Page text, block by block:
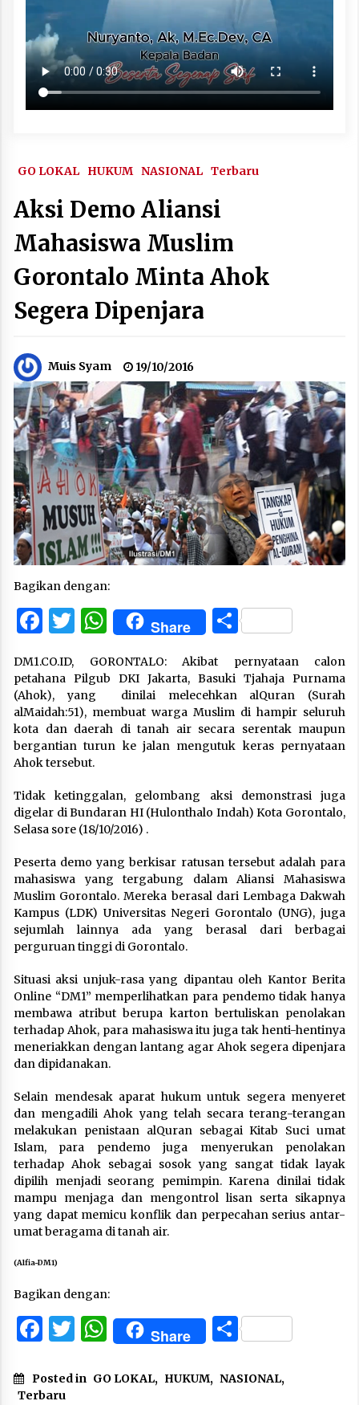
GO LOKAL HUKUM NASIONAL Terbaru
Aksi Demo Aliansi
Mahasiswa Muslim
Gorontalo Minta Ahok
Segera Dipenjara
Muis Syam 19/10/2016
Bagikan dengan:
Facebook
Twitter
WhatsApp
Share Share
DM1.CO.ID, GORONTALO: Akibat pernyataan calon
petahana Pilgub DKI Jakarta, Basuki Tjahaja Purnama
(Ahok), yang dinilai melecehkan alQuran (Surah
alMaidah:51), membuat warga Muslim di hampir seluruh
kota dan daerah di tanah air secara serentak maupun
bergantian turun ke jalan mengutuk keras pernyataan
Ahok tersebut.
Tidak ketinggalan, gelombang aksi demonstrasi juga
digelar di Bundaran HI (Hulonthalo Indah) Kota Gorontalo,
Selasa sore (18/10/2016) .
Peserta demo yang berkisar ratusan tersebut adalah para
mahasiswa yang tergabung dalam Aliansi Mahasiswa
Muslim Gorontalo. Mereka berasal dari Lembaga Dakwah
Kampus (LDK) Universitas Negeri Gorontalo (UNG), juga
sejumlah lainnya ada yang berasal dari berbagai
perguruan tinggi di Gorontalo.
Situasi aksi unjuk-rasa yang dipantau oleh Kantor Berita
Online “DM1” memperlihatkan para pendemo tidak hanya
membawa atribut berupa karton bertuliskan penolakan
terhadap Ahok, para mahasiswa itu juga tak henti-hentinya
meneriakkan dengan lantang agar Ahok segera dipenjara
dan dipidanakan.
Selain mendesak aparat hukum untuk segera menyeret
dan mengadili Ahok yang telah secara terang-terangan
melakukan penistaan alQuran sebagai Kitab Suci umat
Islam, para pendemo juga menyerukan penolakan
terhadap Ahok sebagai sosok yang sangat tidak layak
dipilih menjadi seorang pemimpin. Karena dinilai tidak
mampu menjaga dan mengontrol lisan serta sikapnya
yang dapat memicu konflik dan perpecahan serius antar-
umat beragama di tanah air.
(Alfia-DM1)
Bagikan dengan:
Facebook
Twitter
WhatsApp
Share Share
Posted in GO LOKAL, HUKUM, NASIONAL,
Terbaru